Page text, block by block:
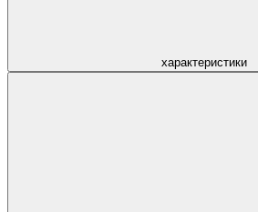
характеристики